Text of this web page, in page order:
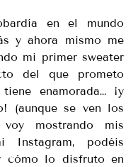
en el mundo
y ahora mismo me
mi primer sweater
del que prometo
enamorada… ¡y
(aunque se ven los
mostrando mis
Instagram, podéis
cómo lo disfruto en